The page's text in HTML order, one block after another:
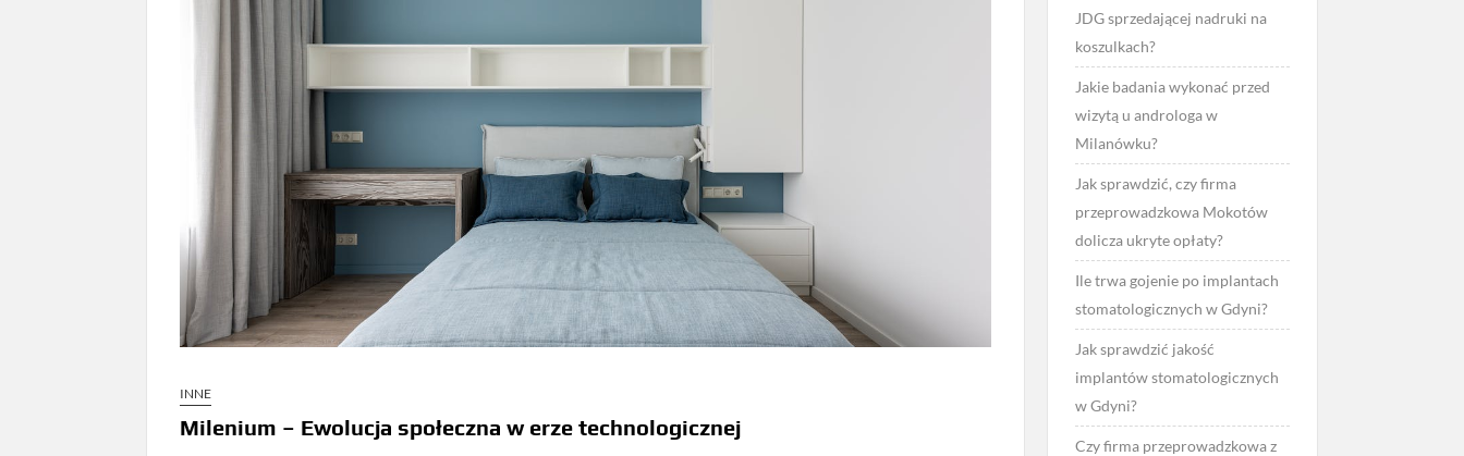
INNE
Milenium – Ewolucja społeczna w erze technologicznej
JDG sprzedającej nadruki na
koszulkach?
Jakie badania wykonać przed
wizytą u androloga w
Milanówku?
Jak sprawdzić, czy firma
przeprowadzkowa Mokotów
dolicza ukryte opłaty?
Ile trwa gojenie po implantach
stomatologicznych w Gdyni?
Jak sprawdzić jakość
implantów stomatologicznych
w Gdyni?
Czy firma przeprowadzkowa z